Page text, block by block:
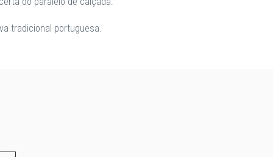
tradicional portuguesa.